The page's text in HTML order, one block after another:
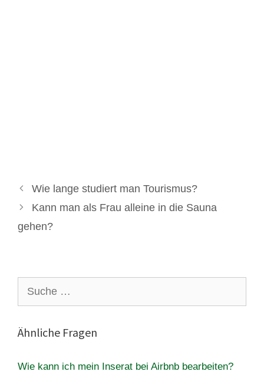
Wie lange studiert man Tourismus?
Kann man als Frau alleine in die Sauna
gehen?
nach:
Ähnliche Fragen
Wie kann ich mein Inserat bei Airbnb bearbeiten?